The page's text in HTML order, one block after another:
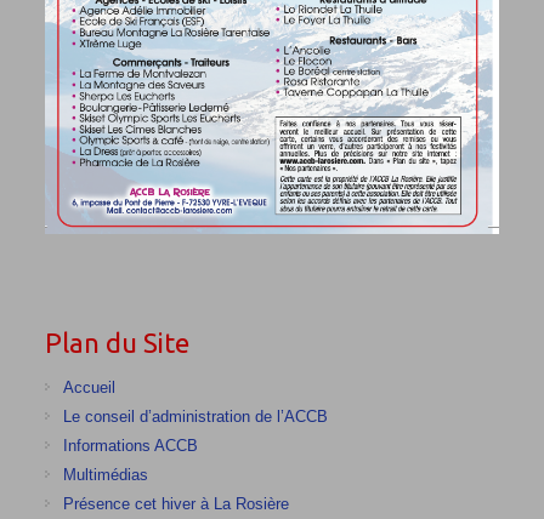
Plan du Site
Accueil
Le conseil d’administration de l’ACCB
Informations ACCB
Multimédias
Présence cet hiver à La Rosière